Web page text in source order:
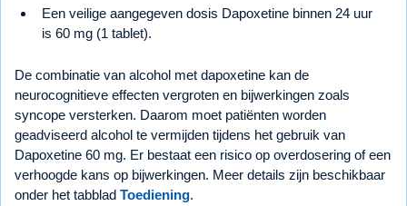
Een veilige aangegeven dosis Dapoxetine binnen 24 uur
is 60 mg (1 tablet).
De combinatie van alcohol met dapoxetine kan de
neurocognitieve effecten vergroten en bijwerkingen zoals
syncope versterken. Daarom moet patiënten worden
geadviseerd alcohol te vermijden tijdens het gebruik van
Dapoxetine 60 mg. Er bestaat een risico op overdosering of een
verhoogde kans op bijwerkingen. Meer details zijn beschikbaar
onder het tabblad Toediening.